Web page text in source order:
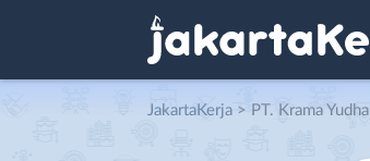
JakartaKerja > PT. Krama Yudha